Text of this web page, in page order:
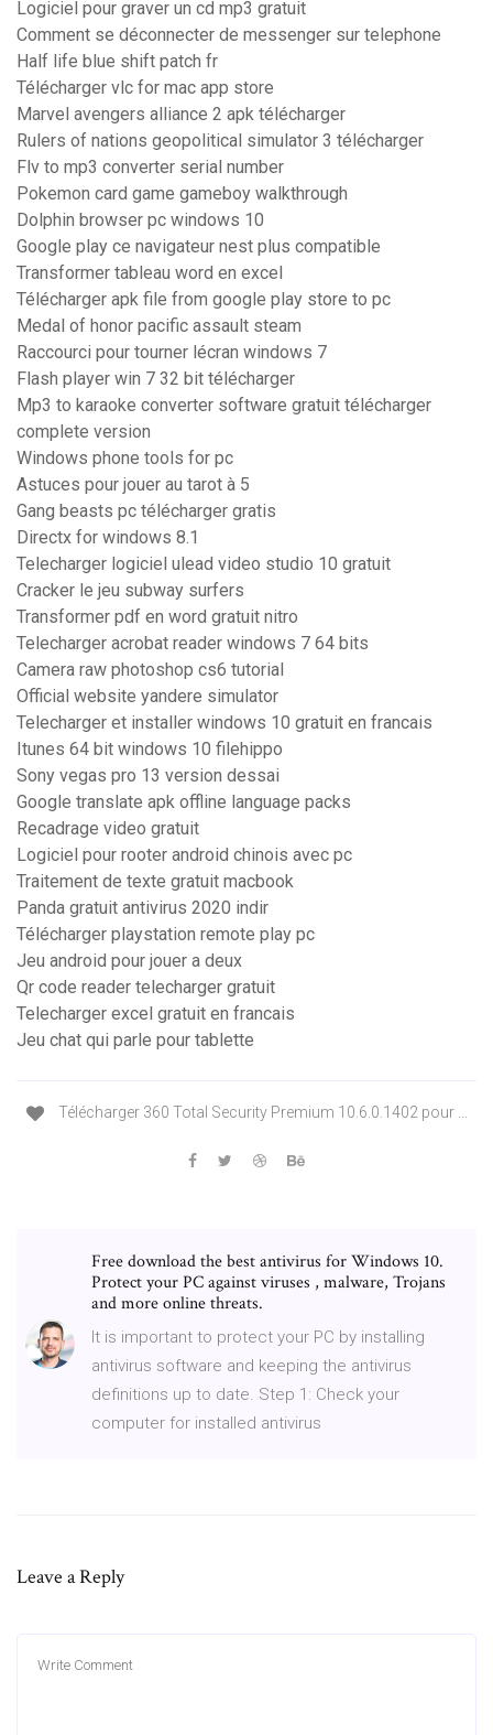
Logiciel pour graver un cd mp3 gratuit
Comment se déconnecter de messenger sur telephone
Half life blue shift patch fr
Télécharger vlc for mac app store
Marvel avengers alliance 2 apk télécharger
Rulers of nations geopolitical simulator 3 télécharger
Flv to mp3 converter serial number
Pokemon card game gameboy walkthrough
Dolphin browser pc windows 10
Google play ce navigateur nest plus compatible
Transformer tableau word en excel
Télécharger apk file from google play store to pc
Medal of honor pacific assault steam
Raccourci pour tourner lécran windows 7
Flash player win 7 32 bit télécharger
Mp3 to karaoke converter software gratuit télécharger
complete version
Windows phone tools for pc
Astuces pour jouer au tarot à 5
Gang beasts pc télécharger gratis
Directx for windows 8.1
Telecharger logiciel ulead video studio 10 gratuit
Cracker le jeu subway surfers
Transformer pdf en word gratuit nitro
Telecharger acrobat reader windows 7 64 bits
Camera raw photoshop cs6 tutorial
Official website yandere simulator
Telecharger et installer windows 10 gratuit en francais
Itunes 64 bit windows 10 filehippo
Sony vegas pro 13 version dessai
Google translate apk offline language packs
Recadrage video gratuit
Logiciel pour rooter android chinois avec pc
Traitement de texte gratuit macbook
Panda gratuit antivirus 2020 indir
Télécharger playstation remote play pc
Jeu android pour jouer a deux
Qr code reader telecharger gratuit
Telecharger excel gratuit en francais
Jeu chat qui parle pour tablette
Télécharger 360 Total Security Premium 10.6.0.1402 pour ...
Free download the best antivirus for Windows 10.
Protect your PC against viruses , malware, Trojans
and more online threats.
It is important to protect your PC by installing
antivirus software and keeping the antivirus
definitions up to date. Step 1: Check your
computer for installed antivirus
Leave a Reply